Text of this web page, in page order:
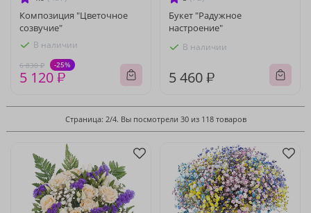
Композиция "Цветочное
созвучие"
В наличии
6 830 ₽ -25%
5 120 ₽
Букет "Радужное
настроение"
В наличии
5 460 ₽
Страница: 2/4. Вы посмотрели 30 из 118 товаров